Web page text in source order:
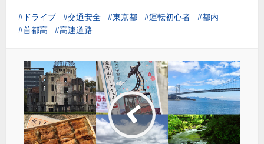
ドライブ 交通安全 東京都 運転初心者
都内
首都高
高速道路